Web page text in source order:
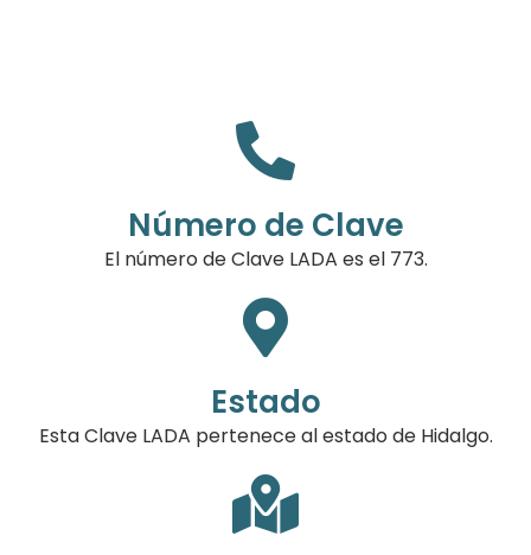
Número de Clave
El número de Clave LADA es el 773.
Estado
Esta Clave LADA pertenece al estado de Hidalgo.